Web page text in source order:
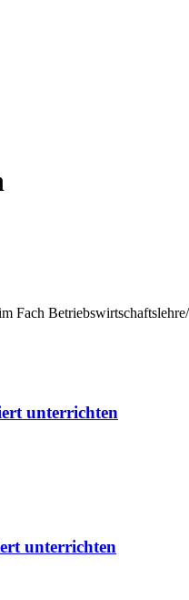
Fach
unterrichten
unterrichten